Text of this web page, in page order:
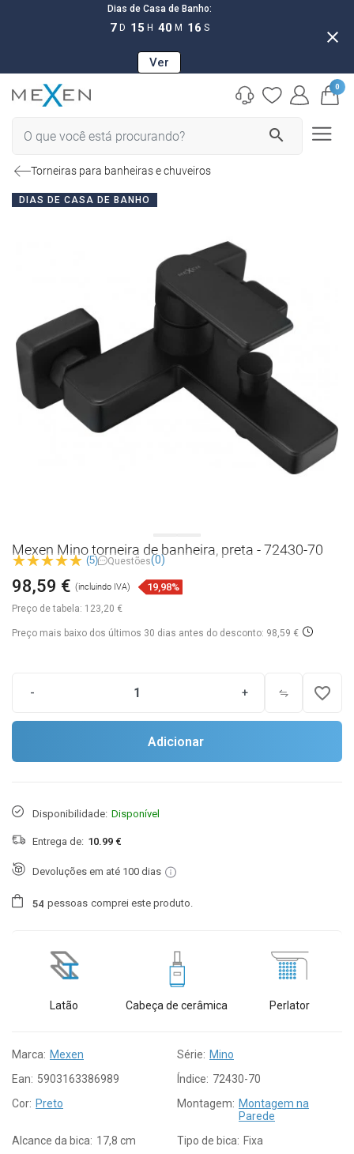
Dias de Casa de Banho:
7 D 15 H 40 M 15 S
Ver
close
search
0
Torneiras para banheiras e chuveiros
DIAS DE CASA DE BANHO
Mexen Mino torneira de banheira, preta - 72430-70
(5) Questões(0)
Preço de tabela: 123,20 €
98,59 € (incluindo IVA) 19,98%
Preço mais baixo dos últimos 30 dias antes do desconto: 98,59 €
- + favorite_border
Adicionar
Disponibilidade: Disponível
Entrega de: 10.99 €
Devoluções em até 100 dias
54 pessoas comprei este produto.
Latão Cabeça de cerâmica Perlator
Marca: Mexen Série: Mino
Ean: 5903163386989 Índice: 72430-70
Cor: Preto Montagem: Montagem na
Parede
Alcance da bica: 17,8 cm Tipo de bica: Fixa